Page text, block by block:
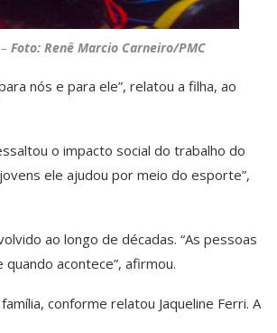
–Foto: Renê Marcio Carneiro/PMC
nós e para ele”, relatou a filha, ao
o impacto social do trabalho do
ele ajudou por meio do esporte”,
ao longo de décadas. “As pessoas
acontece”, afirmou.
conforme relatou Jaqueline Ferri. A